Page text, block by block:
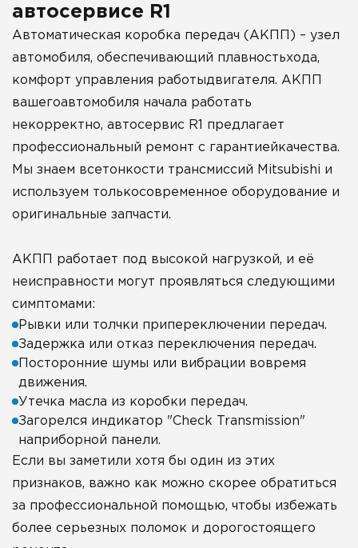
автосервисе R1
Автоматическая коробка передач (АКПП) – узел
автомобиля, обеспечивающий плавностьхода,
комфорт управления работыдвигателя. АКПП
вашегоавтомобиля начала работать
некорректно, автосервис R1 предлагает
профессиональный ремонт с гарантиейкачества.
Мы знаем всетонкости трансмиссий Mitsubishi и
используем толькосовременное оборудование и
оригинальные запчасти.
АКПП работает под высокой нагрузкой, и её
неисправности могут проявляться следующими
симптомами:
Рывки или толчки припереключении передач.
Задержка или отказ переключения передач.
Посторонние шумы или вибрации вовремя
движения.
Утечка масла из коробки передач.
Загорелся индикатор "Check Transmission"
наприборной панели.
Если вы заметили хотя бы один из этих
признаков, важно как можно скорее обратиться
за профессиональной помощью, чтобы избежать
более серьезных поломок и дорогостоящего